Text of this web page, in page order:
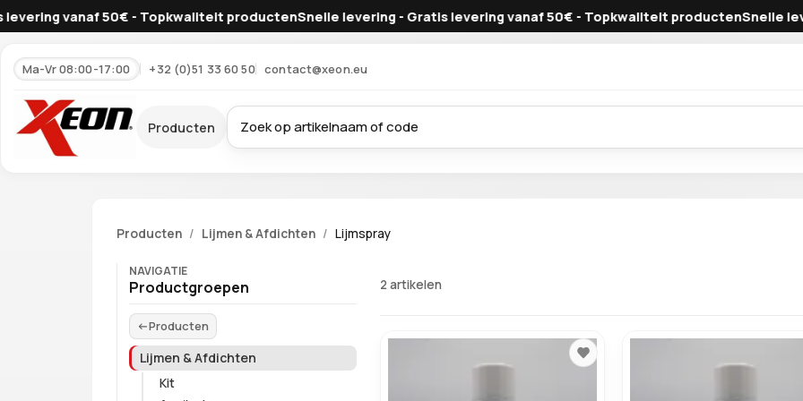
vanaf 50€ - Topkwaliteit productenSnelle levering - Gratis levering vanaf 50€ - Topkwaliteit productenSnelle levering
Ma-Vr 08:00-17:00 +32 (0)51 33 60 50 contact@xeon.eu
Producten
Producten Lijmen & Afdichten Lijmspray
NAVIGATIE
Productgroepen
Producten
Lijmen & Afdichten
Kit
2 artikelen